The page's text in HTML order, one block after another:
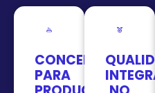
CONCEBIDO
PARA